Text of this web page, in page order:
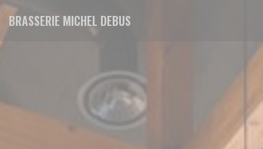
Панель управления cookies
BRASSERIE MICHEL DEBUS